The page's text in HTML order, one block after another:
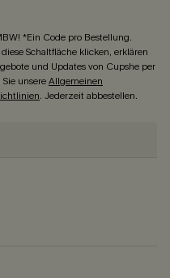
*Ein Code pro Bestellung.
Schaltfläche klicken, erklären
und Updates von Cupshe per
unsereAllgemeinen
. Jederzeit abbestellen.